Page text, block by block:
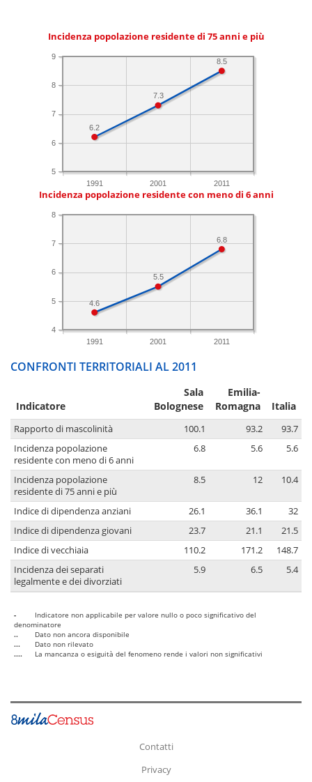
Incidenza popolazione residente di 75 anni e più
1991 2001 2011
5
6
7
8
9
8.5
7.3
6.2
Incidenza popolazione residente con meno di 6 anni
1991 2001 2011
4
5
6
7
8
6.8
5.5
4.6
CONFRONTI TERRITORIALI AL 2011
Indicatore
Sala
Bolognese
Emilia-
Romagna
Italia
Rapporto di mascolinità 100.1 93.2
93.7
Incidenza popolazione
residente con meno di 6 anni
6.8 5.6 5.6
Incidenza popolazione
residente di 75 anni e più
8.5 12 10.4
Indice di dipendenza anziani 26.1 36.1
32
Indice di dipendenza giovani
23.7 21.1
21.5
Indice di vecchiaia
110.2 171.2
148.7
Incidenza dei separati
legalmente e dei divorziati
5.9 6.5 5.4
-
Indicatore non applicabile per valore nullo o poco significativo del
denominatore
..
Dato non ancora disponibile
...
Dato non rilevato
....
La mancanza o esiguità del fenomeno rende i valori non significativi
Contatti
Privacy